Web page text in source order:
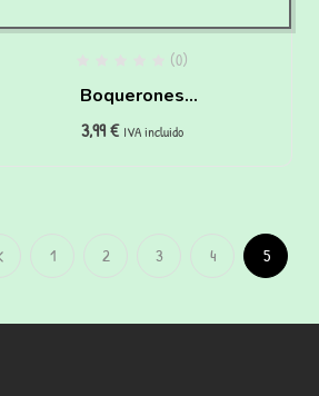
(0)
Boquerones
deshidratados para
3,99€ IVA incluido
1 2 3 4 5